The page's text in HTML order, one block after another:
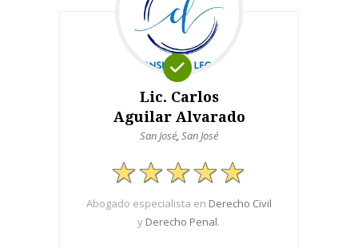
Lic. Carlos
Aguilar Alvarado
San José, San José
Abogado especialista en Derecho Civil
y Derecho Penal.